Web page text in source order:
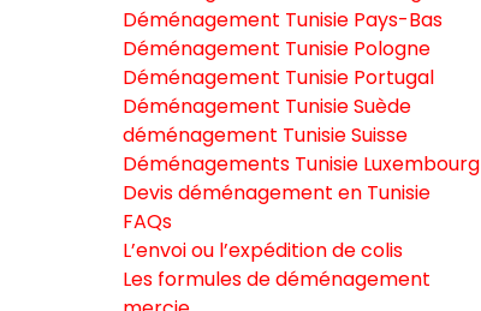
Déménagement Tunisie Pays-Bas
Déménagement Tunisie Pologne
Déménagement Tunisie Portugal
Déménagement Tunisie Suède
déménagement Tunisie Suisse
Déménagements Tunisie Luxembourg
Devis déménagement en Tunisie
FAQs
L’envoi ou l’expédition de colis
Les formules de déménagement